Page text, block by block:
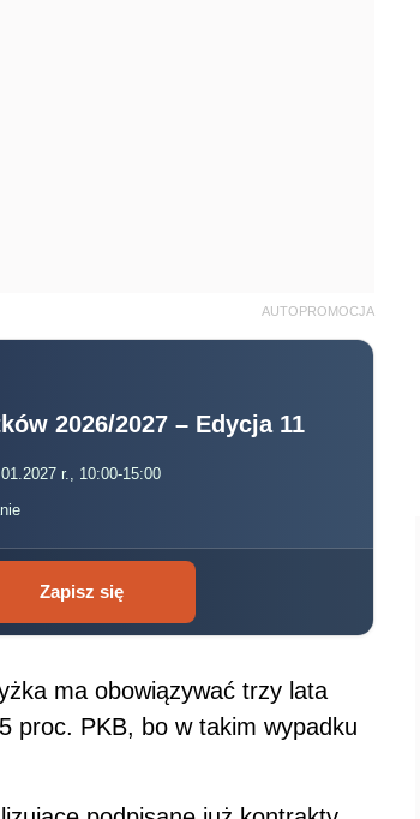
AUTOPROMOCJA
2026/2027 – Edycja 11
r., 10:00-15:00
Zapisz się
ma obowiązywać trzy lata
proc. PKB, bo w takim wypadku